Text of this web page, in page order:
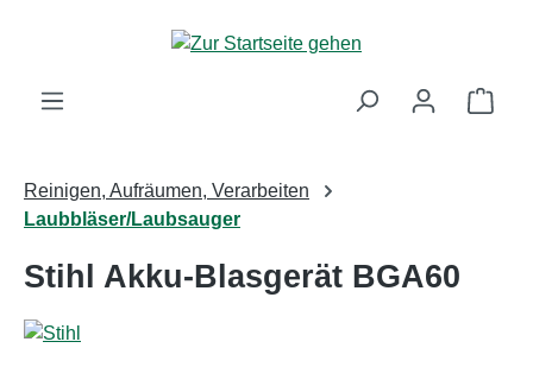
Zum Hauptinhalt springen
Reinigen, Aufräumen, Verarbeiten
Laubbläser/Laubsauger
Stihl Akku-Blasgerät BGA60